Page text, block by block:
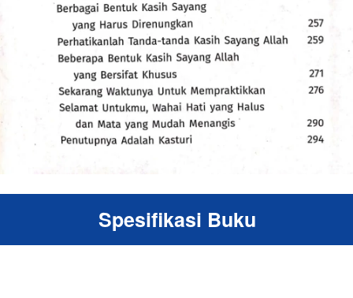
Spesifikasi Buku